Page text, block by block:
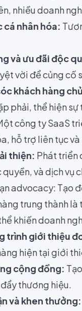
nhiều doanh
cá nhân hóa:
và ưu đãi độc
vời để củng cố
khách hàng
phải, thể hiện
công ty SaaS
hỗ trợ liên tục
thiện: Phát triển
và dịch vụ
advocacy: Tạo
trung thành
khiến doanh
trình giới thiệu
hiện tại giới
cộng đồng:
thương hiệu.
và khen thưởng: